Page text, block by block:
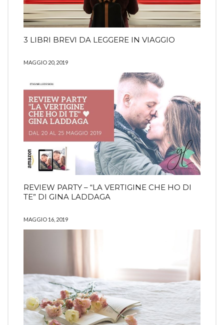
3 LIBRI BREVI DA LEGGERE IN VIAGGIO
MAGGIO 20, 2019
REVIEW PARTY – “LA VERTIGINE CHE HO DI
TE” DI GINA LADDAGA
MAGGIO 16, 2019